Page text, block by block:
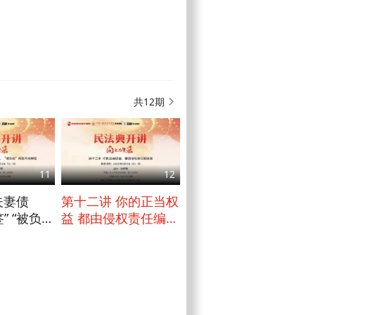
共12期
11
债
“被负
12
第十二讲 你的正当权
益 都由侵权责任编保